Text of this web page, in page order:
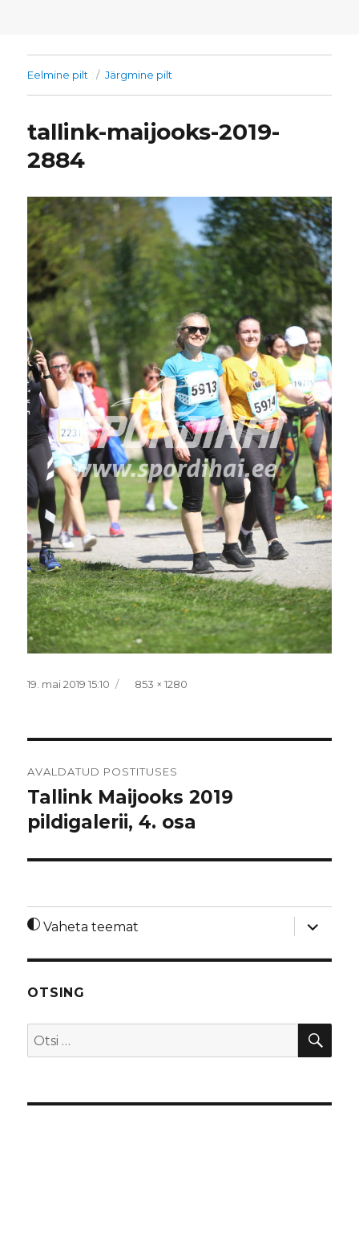
Eelmine pilt Järgmine pilt
tallink-maijooks-2019-
2884
Postitatud
19. mai 2019 15:10 Täissuurus
853 × 1280
AVALDATUD POSTITUSES
Tallink Maijooks 2019
pildigalerii, 4. osa
Vaheta teemat
laienda
OTSING
Otsi: